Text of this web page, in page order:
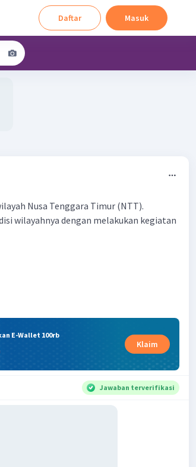
Daftar Masuk
Nusa Tenggara Timur (NTT).
wilayahnya dengan melakukan kegiatan
E-Wallet 100rb
Klaim
Jawaban terverifikasi